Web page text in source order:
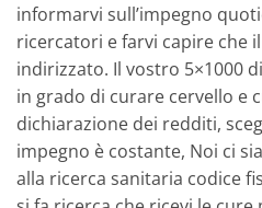
informarvi sull’impegno
ricercatori e farvi capire che
indirizzato. Il vostro 5×1000
in grado di curare cervello e
dichiarazione dei redditi,
impegno è costante, Noi ci
alla ricerca sanitaria codice